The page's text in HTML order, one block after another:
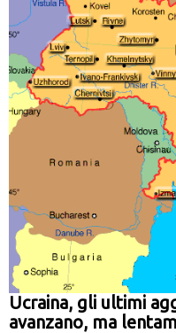
Ucraina, gli ultimi
avanzano, ma